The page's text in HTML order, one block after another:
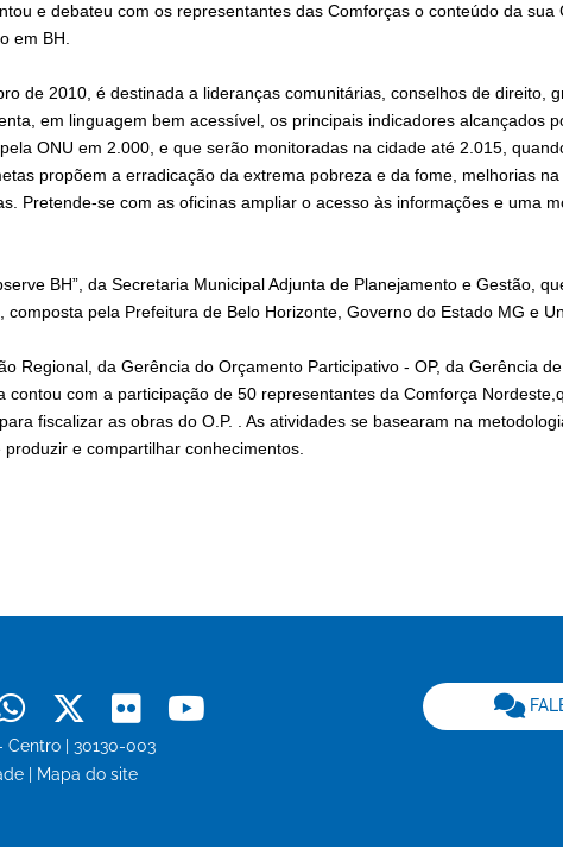
e debateu com os representantes das Comforças o conteúdo da sua
em BH.
de 2010, é destinada a lideranças comunitárias, conselhos de direito,
em linguagem bem acessível, os principais indicadores alcançados
ONU em 2.000, e que serão monitoradas na cidade até 2.015,
propõem a erradicação da extrema pobreza e da fome, melhorias
Pretende-se com as oficinas ampliar o acesso às informações e uma
BH”, da Secretaria Municipal Adjunta de Planejamento e Gestão,
composta pela Prefeitura de Belo Horizonte, Governo do Estado MG e
Regional, da Gerência do Orçamento Participativo - OP, da Gerência
contou com a participação de 50 representantes da Comforça
fiscalizar as obras do O.P. . As atividades se basearam na
e compartilhar conhecimentos.
Whatsapp
X Flickr
Centro | 30130-003
Mapa do site